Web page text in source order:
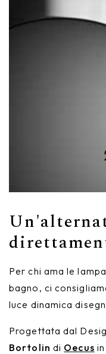
Per chi ama le
bagno, ci
luce dinamica
Progettata dal
Bortolin di Oecus